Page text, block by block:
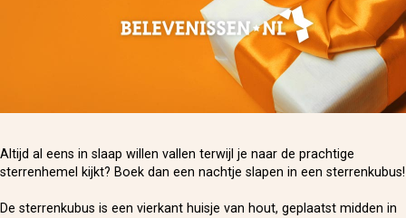
Altijd al eens in slaap willen vallen terwijl je naar de prachtige
sterrenhemel kijkt? Boek dan een nachtje slapen in een sterrenkubus!
De sterrenkubus is een vierkant huisje van hout, geplaatst midden in